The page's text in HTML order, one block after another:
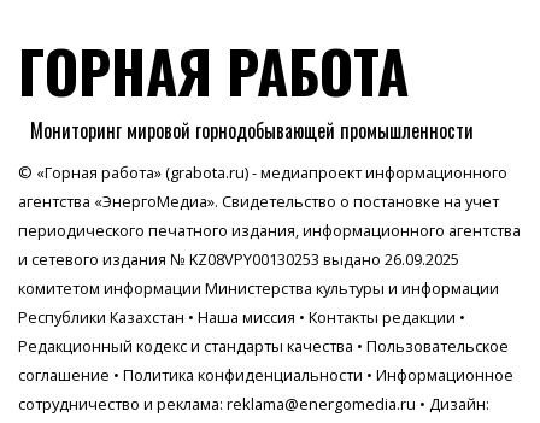
ГОРНАЯ РАБОТА
Мониторинг мировой горнодобывающей промышленности
© «Горная работа» (grabota.ru) - медиапроект информационного
агентства «ЭнергоМедиа». Свидетельство о постановке на учет
периодического печатного издания, информационного агентства
и сетевого издания № KZ08VPY00130253 выдано 26.09.2025
комитетом информации Министерства культуры и информации
Республики Казахстан • Наша миссия • Контакты редакции •
Редакционный кодекс и стандарты качества • Пользовательское
соглашение • Политика конфиденциальности • Информационное
сотрудничество и реклама: reklama@energomedia.ru • Дизайн: